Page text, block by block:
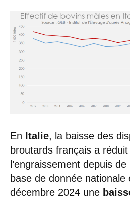
En Italie, la baisse des
broutards français a
l’engraissement depuis
base de donnée
décembre 2024 une